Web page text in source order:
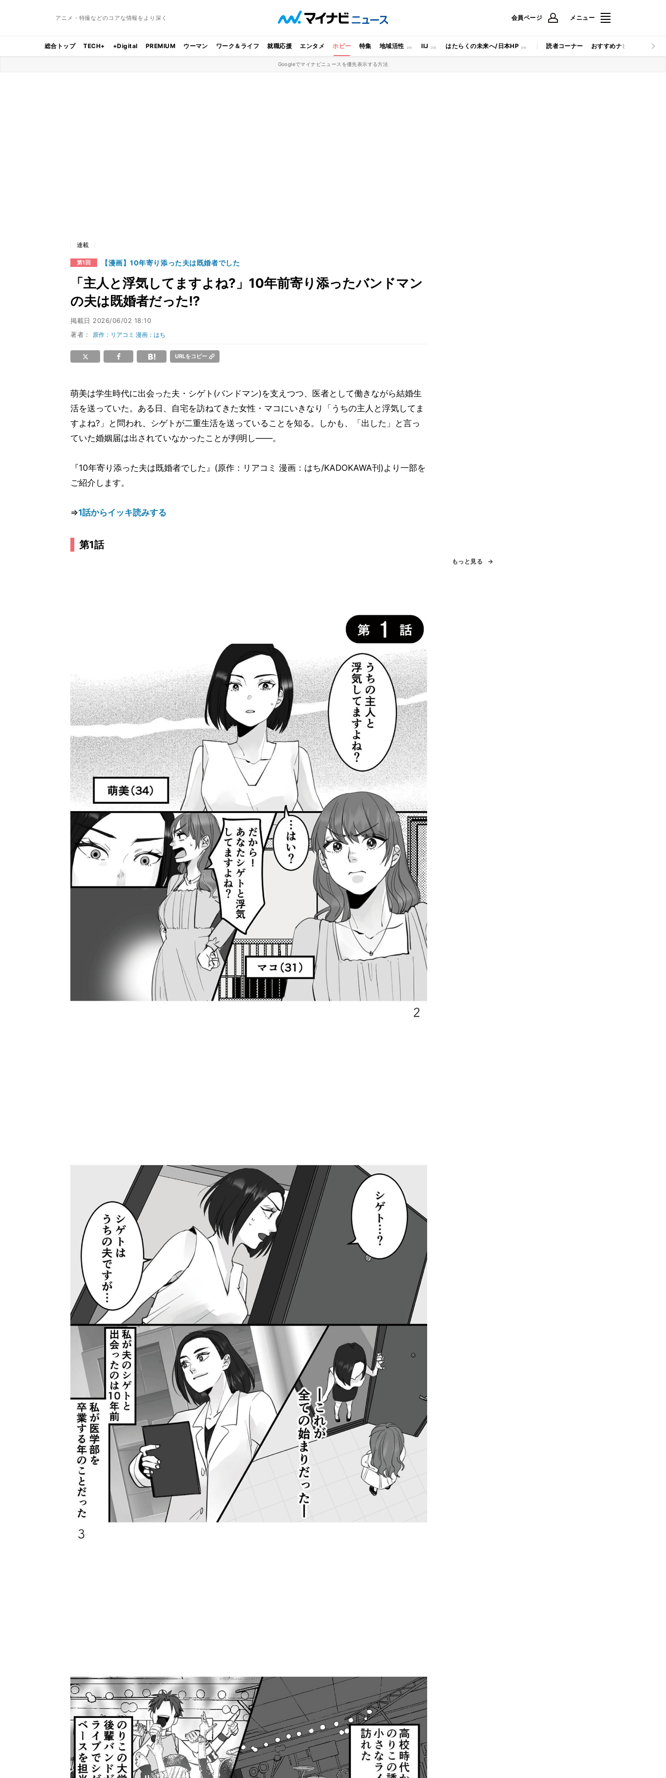
アニメ・特撮などのコアな情報をより深く 会員ページ メニュー
総合トップ TECH+ +Digital PREMIUM ウーマン ワーク＆ライフ 就職応援 エンタメ ホビー 特集 地域活性 IIJ はたらくの未来へ/日本HP 読者コーナー おすすめナビ マイナビ
Googleでマイナビニュースを優先表示する方法
連載
第1回 【漫画】10年寄り添った夫は既婚者でした
「主人と浮気してますよね?」10年前寄り添ったバンドマン
の夫は既婚者だった!?
掲載日 2026/06/02 18:10
著者： 原作：リアコミ 漫画：はち
URLをコピー
萌美は学生時代に出会った夫・シゲト(バンドマン)を支えつつ、医者として働きながら結婚生
活を送っていた。ある日、自宅を訪ねてきた女性・マコにいきなり「うちの主人と浮気してま
すよね?」と問われ、シゲトが二重生活を送っていることを知る。しかも、「出した」と言っ
ていた婚姻届は出されていなかったことが判明し――。
『10年寄り添った夫は既婚者でした』(原作：リアコミ 漫画：はち/KADOKAWA刊)より一部を
ご紹介します。
⇒1話からイッキ読みする
第1話
もっと見る